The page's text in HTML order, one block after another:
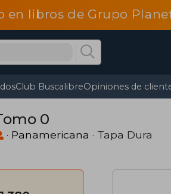
en libros de Grupo
Club BuscalibreOpiniones de
0
· Panamericana · Tapa Dura